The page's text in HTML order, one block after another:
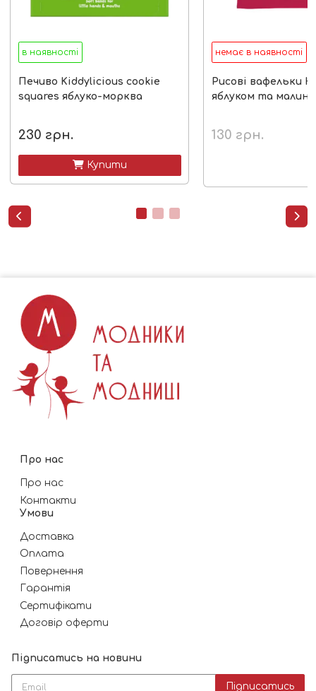
в наявності
Печиво Kiddylicious cookie
squares яблуко-морква
230 грн.
 Купити
немає в наявності
Рисові вафельки
яблуком та
130 грн.
 
Про нас
Про нас
Контакти
Умови
Доставка
Оплата
Повернення
Гарантія
Сертифікати
Договір оферти
Підписатись на новини
Підписатись